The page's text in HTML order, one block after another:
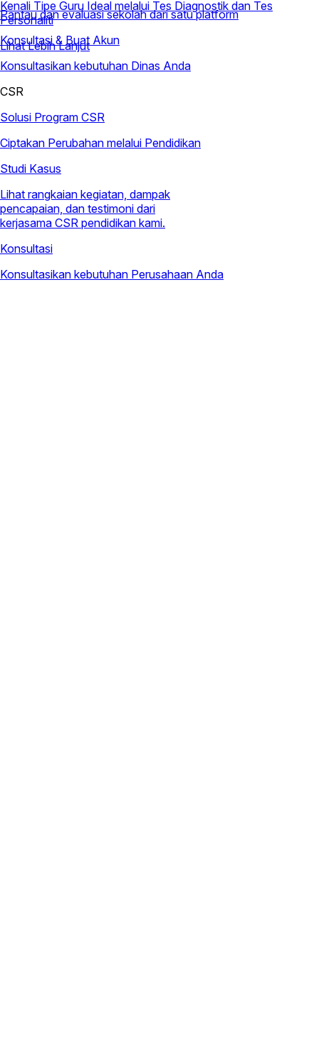
Pantau dan evaluasi sekolah dari satu platform
Konsultasi & Buat Akun
Konsultasikan kebutuhan Dinas Anda
CSR
Solusi Program CSR
Ciptakan Perubahan melalui Pendidikan
Studi Kasus
Lihat rangkaian kegiatan, dampak
pencapaian, dan testimoni dari
kerjasama CSR pendidikan kami.
Konsultasi
Konsultasikan kebutuhan Perusahaan Anda
Kenali Tipe Guru Ideal melalui Tes Diagnostik dan Tes
Personaliti
Lihat Lebih Lanjut